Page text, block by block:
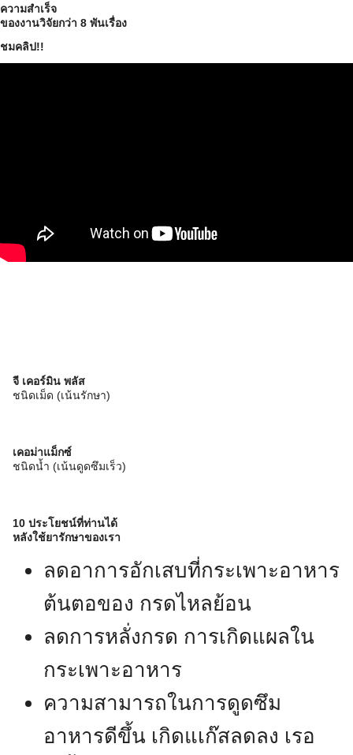
ความสำเร็จ
ของงานวิจัยกว่า 8 พันเรื่อง
ชมคลิป!!
จี เคอร์มิน พลัส
ชนิดเม็ด (เน้นรักษา)
เคอม่าแม็กซ์
ชนิดน้ำ (เน้นดูดซึมเร็ว)
10 ประโยชน์ที่ท่านได้
หลังใช้ยารักษาของเรา
ลดอาการอักเสบที่กระเพาะอาหาร
ต้นตอของ กรดไหลย้อน
ลดการหลั่งกรด การเกิดแผลใน
กระเพาะอาหาร
ความสามารถในการดูดซึม
อาหารดีขึ้น เกิดแเก๊สลดลง เรอ